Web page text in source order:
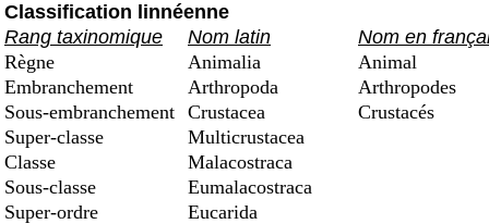
Classification linnéenne
Rang taxinomique
Nom latin
Nom en
Règne
Animalia
Animal
Embranchement
Arthropoda
Arthropodes
Sous-embranchement Crustacea
Crustacés
Super-classe
Multicrustacea
Classe
Malacostraca
Sous-classe
Eumalacostraca
Super-ordre
Eucarida